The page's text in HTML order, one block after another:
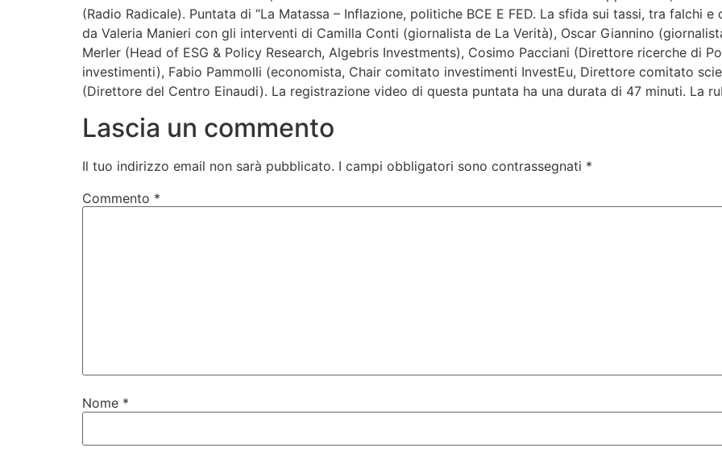
(Radio Radicale). Puntata di “La Matassa – Inflazione, politiche BCE E FED. La sfida sui tassi, tra falchi
da Valeria Manieri con gli interventi di Camilla Conti (giornalista de La Verità), Oscar Giannino
Merler (Head of ESG & Policy Research, Algebris Investments), Cosimo Pacciani (Direttore ricerche di
investimenti), Fabio Pammolli (economista, Chair comitato investimenti InvestEu, Direttore comitato
(Direttore del Centro Einaudi). La registrazione video di questa puntata ha una durata di 47 minuti. La
Lascia un commento
Il tuo indirizzo email non sarà pubblicato. I campi obbligatori sono contrassegnati *
Commento *
Nome *